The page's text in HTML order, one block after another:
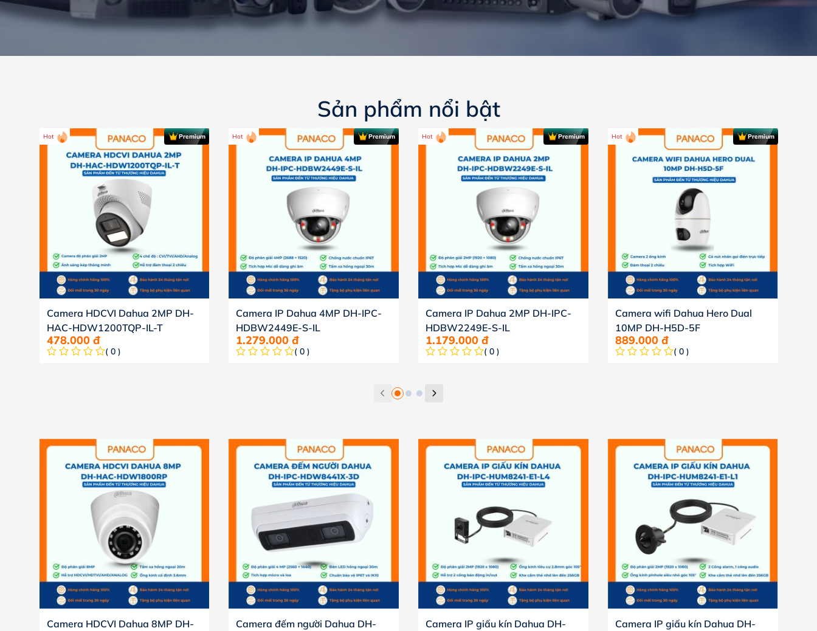
Sản phẩm nổi bật
Hot Premium
Camera HDCVI Dahua 2MP DH-
HAC-HDW1200TQP-IL-T
478.000 đ
( 0 )
Hot Premium
Camera IP Dahua 4MP DH-IPC-
HDBW2449E-S-IL
1.279.000đ
( 0 )
Hot Premium
Camera IP Dahua 2MP DH-IPC-
HDBW2249E-S-IL
1.179.000 đ
( 0 )
Hot Premium
Camera wifi Dahua Hero Dual
10MP DH-H5D-5F
889.000 đ
( 0 )
Camera HDCVI Dahua 8MP DH-
Camera đếm người Dahua DH-
Camera IP giấu kín Dahua DH-
Camera IP giấu kín Dahua DH-